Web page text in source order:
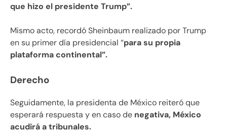
que hizo el presidente Trump”.
Mismo acto, recordó Sheinbaum realizado por Trump
en su primer día presidencial “para su propia
plataforma continental”.
Derecho
Seguidamente, la presidenta de México reiteró que
esperará respuesta y en caso de negativa, México
acudirá a tribunales.